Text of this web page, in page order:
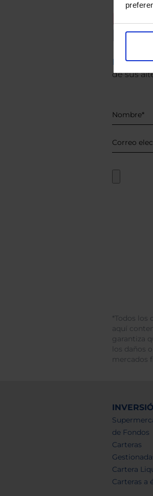
Le
de sus
*Todos los
aquí
garantiza
los daños
mercados
de Fondos
Carteras
Cartera
Carteras a